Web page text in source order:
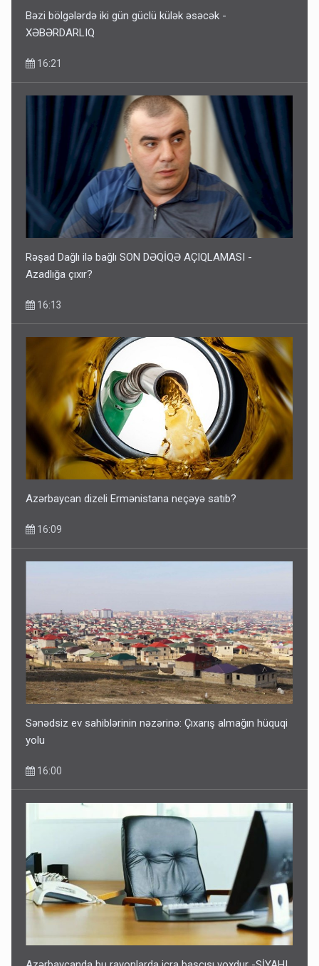
Bəzi bölgələrdə iki gün güclü külək əsəcək -
XƏBƏRDARLIQ
16:21
Rəşad Dağlı ilə bağlı SON DƏQİQƏ AÇIQLAMASI -
Azadlığa çıxır?
16:13
Azərbaycan dizeli Ermənistana neçəyə satıb?
16:09
Sənədsiz ev sahiblərinin nəzərinə: Çıxarış almağın hüquqi
yolu
16:00